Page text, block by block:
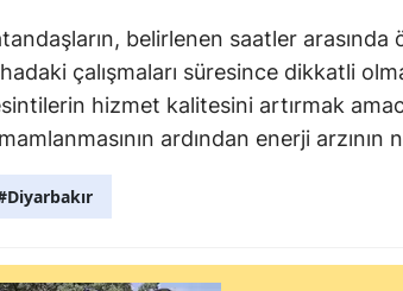
belirlenen saatler arasında
çalışmaları süresince dikkatli
hizmet kalitesini artırmak
ardından enerji